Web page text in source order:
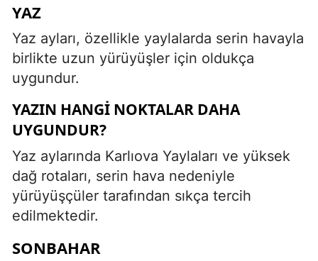
YAZ
Yaz ayları, özellikle yaylalarda serin havayla
birlikte uzun yürüyüşler için oldukça
uygundur.
YAZIN HANGI NOKTALAR DAHA
UYGUNDUR?
Yaz aylarında Karlıova Yaylaları ve yüksek
dağ rotaları, serin hava nedeniyle
yürüyüşçüler tarafından sıkça tercih
edilmektedir.
SONBAHAR